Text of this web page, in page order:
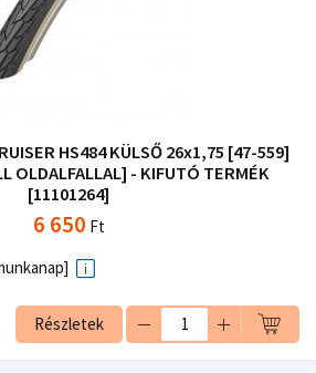
HS484 KÜLSŐ 26x1,75 [47-559]
OLDALFALLAL] - KIFUTÓ TERMÉK
[11101264]
6 650 Ft
Részletek